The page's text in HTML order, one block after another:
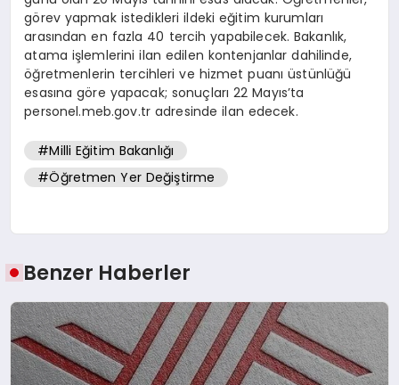
görev yapmak istedikleri ildeki eğitim kurumları
arasından en fazla 40 tercih yapabilecek. Bakanlık,
atama işlemlerini ilan edilen kontenjanlar dahilinde,
öğretmenlerin tercihleri ve hizmet puanı üstünlüğü
esasına göre yapacak; sonuçları 22 Mayıs’ta
personel.meb.gov.tr adresinde ilan edecek.
#Milli Eğitim Bakanlığı
#Öğretmen Yer Değiştirme
Benzer Haberler